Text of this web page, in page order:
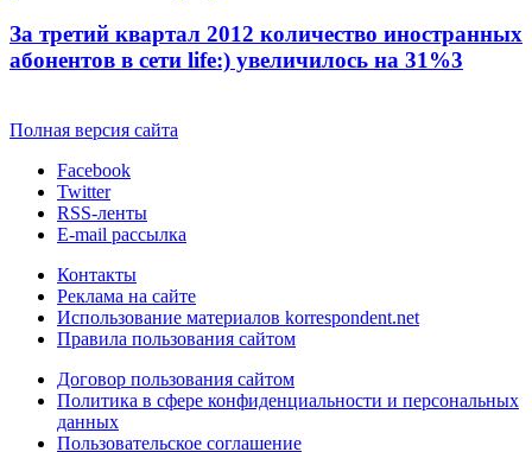
За третий квартал 2012 количество иностранных
абонентов в сети life:) увеличилось на 31%3
Полная версия сайта
Facebook
Twitter
RSS-ленты
E-mail рассылка
Контакты
Реклама на сайте
Использование материалов korrespondent.net
Правила пользования сайтом
Договор пользования сайтом
Политика в сфере конфиденциальности и персональных
данных
Пользовательское соглашение